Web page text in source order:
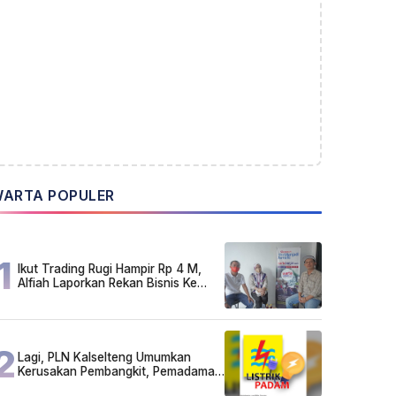
POPULER
Ikut Trading Rugi Hampir Rp 4 M,
Alfiah Laporkan Rekan Bisnis Ke
Lagi, PLN Kalselteng Umumkan
Kerusakan Pembangkit, Pemadaman